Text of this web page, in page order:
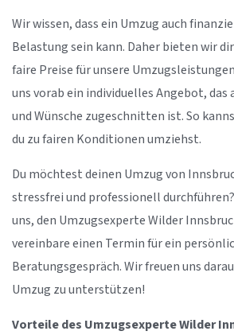
Wir wissen, dass ein Umzug auch
Belastung sein kann. Daher bieten wir
faire Preise für unsere
uns vorab ein individuelles Angebot, das
und Wünsche zugeschnitten ist. So
du zu fairen Konditionen umziehst.
Du möchtest deinen Umzug von
stressfrei und professionell
uns, den Umzugsexperte Wilder
vereinbare einen Termin für ein
Beratungsgespräch. Wir freuen uns
Umzug zu unterstützen!
Vorteile des Umzugsexperte Wilder